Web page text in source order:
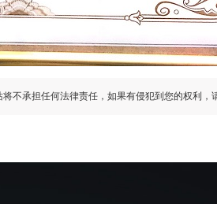
不承担任何法律责任，如果有侵犯到您的权利，